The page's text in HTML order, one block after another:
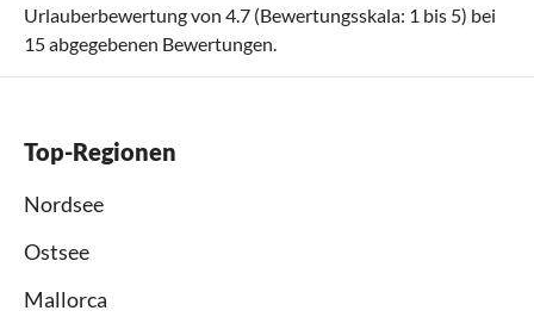
Urlauberbewertung von 4.7 (Bewertungsskala: 1 bis 5) bei
15abgegebenen Bewertungen.
Top-Regionen
Nordsee
Ostsee
Mallorca